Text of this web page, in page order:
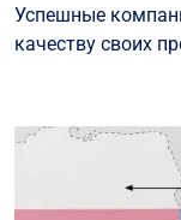
Успешные
качеству своих